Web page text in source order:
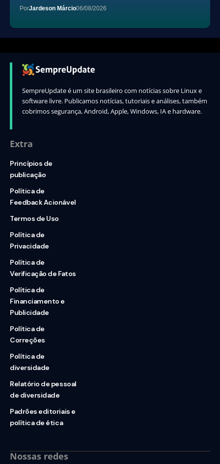
PorJardeson Márcio06/08/2026
SempreUpdate é um site brasileiro com notícias sobre Linux e
software livre. Publicamos notícias, tutoriais e análises, também
cobrimos segurança, Android, Apple, Windows, IA e hardware.
Extra
Princípios de
publicação
Política de
Feedback Acionável
Termos de Uso
Política de
Privacidade
Política de
Verificação de Fatos
Política de
Financiamento e
Publicidade
Política de
Correções
Política de
diversidade
Relatório de pessoal
de diversidade
Padrões editoriais e
política de ética
Nossas redes